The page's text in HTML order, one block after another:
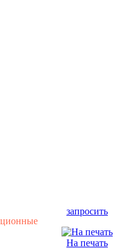
запросить
На печать